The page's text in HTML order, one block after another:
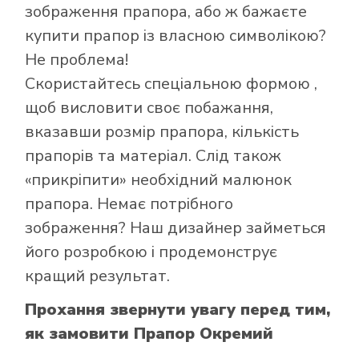
зображення прапора, або ж бажаєте
купити прапор із власною символікою?
Не проблема!
Скористайтесь спеціальною формою ,
щоб висловити своє побажання,
вказавши розмір прапора, кількість
прапорів та матеріал. Слід також
«прикріпити» необхідний малюнок
прапора. Немає потрібного
зображення? Наш дизайнер займеться
його розробкою і продемонструє
кращий результат.
Прохання звернути увагу перед тим,
як замовити Прапор Окремий
Як купити прапор
в інтернет-
магазині Лакор: